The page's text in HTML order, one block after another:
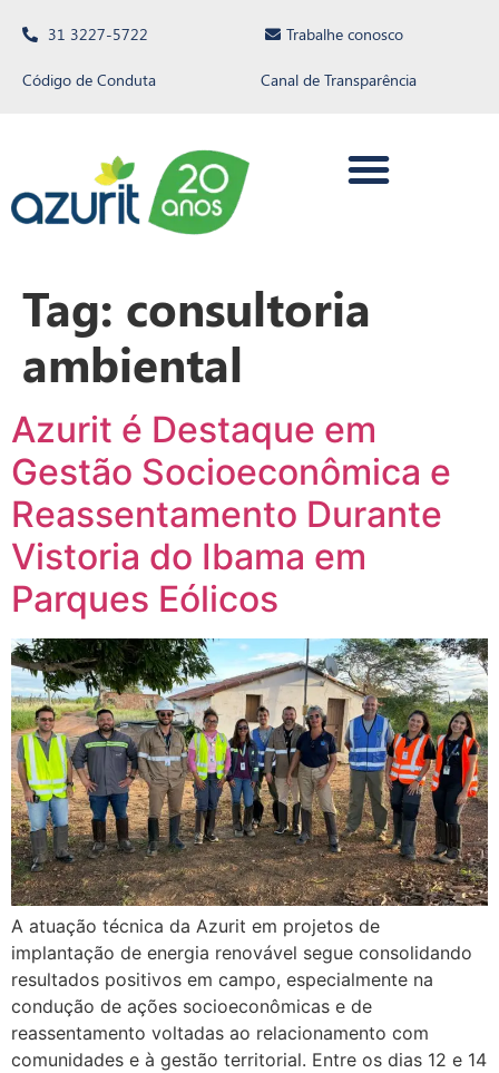
31 3227-5722 Trabalhe conosco
Código de Conduta Canal de Transparência
Tag: consultoria
ambiental
Azurit é Destaque em
Gestão Socioeconômica e
Reassentamento Durante
Vistoria do Ibama em
Parques Eólicos
A atuação técnica da Azurit em projetos de
implantação de energia renovável segue consolidando
resultados positivos em campo, especialmente na
condução de ações socioeconômicas e de
reassentamento voltadas ao relacionamento com
comunidades e à gestão territorial. Entre os dias 12 e 14